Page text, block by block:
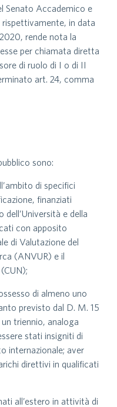
Senato Accademico e
in data
rende nota la
per chiamata diretta
di ruolo di I o di II
art. 24, comma
sono:
di specifici
finanziati
dell’Università e della
con apposito
di Valutazione del
(ANVUR) e il
di almeno uno
previsto dal D. M. 15
triennio, analoga
stati insigniti di
internazionale; aver
direttivi in qualificati
all’estero in attività di